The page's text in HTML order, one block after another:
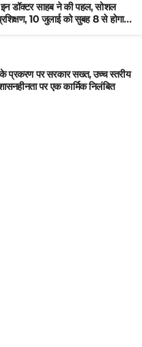
डॉक्टर साहब ने की पहल, सोशल
10 जुलाई को सुबह 8 से होगा
के प्रकरण पर सरकार सख्त, उच्च स्तरीय
पर एक कार्मिक निलंबित